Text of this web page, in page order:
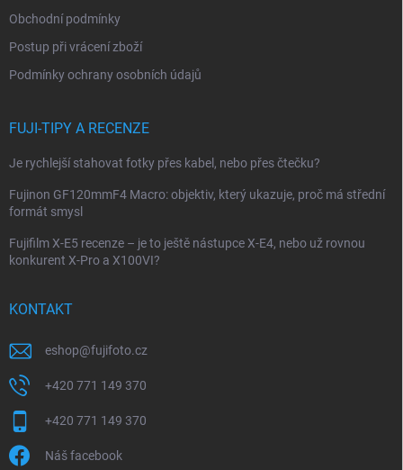
Obchodní podmínky
Postup při vrácení zboží
Podmínky ochrany osobních údajů
FUJI-TIPY A RECENZE
Je rychlejší stahovat fotky přes kabel, nebo přes čtečku?
Fujinon GF120mmF4 Macro: objektiv, který ukazuje, proč má střední
formát smysl
Fujifilm X-E5 recenze – je to ještě nástupce X-E4, nebo už rovnou
konkurent X-Pro a X100VI?
KONTAKT
eshop@fujifoto.cz
+420 771 149 370
+420 771 149 370
Náš facebook